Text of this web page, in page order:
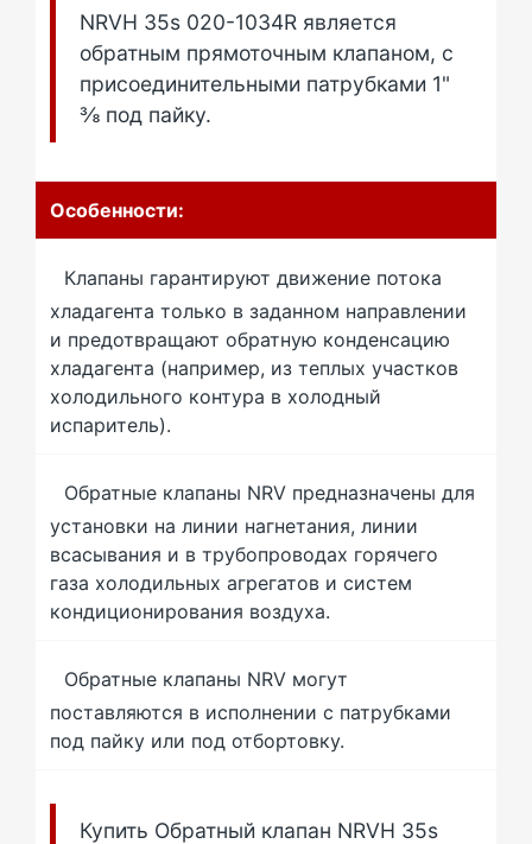
NRVH 35s 020-1034R является
обратным прямоточным клапаном, с
присоединительными патрубками 1"
⅜ под пайку.
Особенности:
Клапаны гарантируют движение потока
хладагента только в заданном направлении
и предотвращают обратную конденсацию
хладагента (например, из теплых участков
холодильного контура в холодный
испаритель).
Обратные клапаны NRV предназначены для
установки на линии нагнетания, линии
всасывания и в трубопроводах горячего
газа холодильных агрегатов и систем
кондиционирования воздуха.
Обратные клапаны NRV могут
поставляются в исполнении с патрубками
под пайку или под отбортовку.
Купить Обратный клапан NRVH 35s